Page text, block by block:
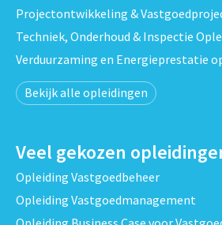
Projectontwikkeling &
Techniek, Onderhoud & Inspectie
Verduurzaming en Energieprestatie
Bekijk alle opleidingen
Veel gekozen
Opleiding Vastgoedbeheer
Opleiding Vastgoedmanagement